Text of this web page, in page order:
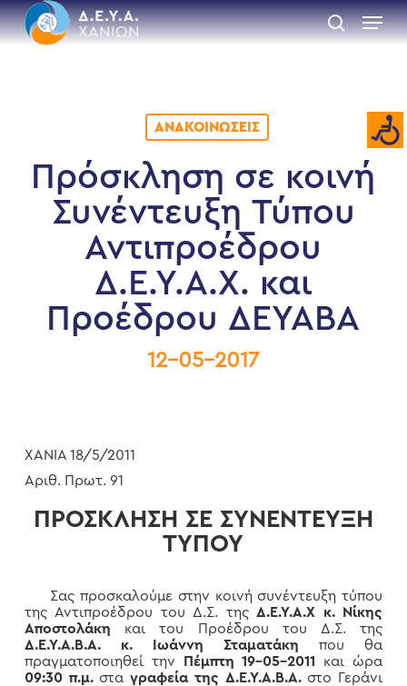
Skip
to
main
search
Menu
ΑΝΑΚΟΙΝΏΣΕΙΣ
Πρόσκληση σε κοινή
Συνέντευξη Τύπου
Αντιπροέδρου
Δ.Ε.Υ.Α.Χ. και
Προέδρου ΔΕΥΑΒΑ
12-05-2017
ΧΑΝΙΑ 18/5/2011
Αριθ. Πρωτ. 91
ΠΡΟΣΚΛΗΣΗ ΣΕ ΣΥΝΕΝΤΕΥΞΗ
ΤΥΠΟΥ
Σας προσκαλούμε στην κοινή συνέντευξη τύπου
της Αντιπροέδρου του Δ.Σ. τηςΔ.Ε.Υ.Α.Χ
κ. Νίκης
Αποστολάκη και του Προέδρου του Δ.Σ. της
Δ.Ε.Υ.Α.Β.Α. κ. Ιωάννη Σταματάκηπου θα
πραγματοποιηθεί την
Πέμπτη 19-05-2011
και ώρα
09:30 π.μ.σταγραφεία της Δ.Ε.Υ.Α.Β.Α.στο Γεράνι